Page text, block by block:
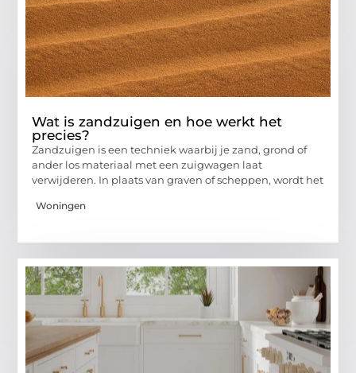
Wat is zandzuigen en hoe werkt het
precies?
Zandzuigen is een techniek waarbij je zand, grond of
ander los materiaal met een zuigwagen laat
verwijderen. In plaats van graven of scheppen, wordt het
Woningen